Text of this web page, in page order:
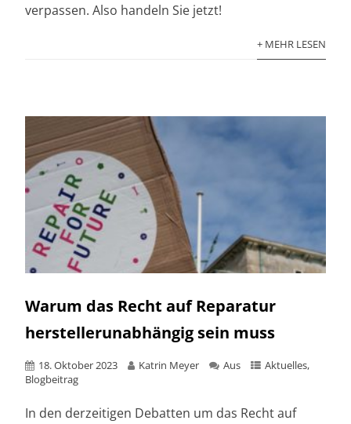
verpassen. Also handeln Sie jetzt!
+ MEHR LESEN
Warum das Recht auf Reparatur
herstellerunabhängig sein muss
18. Oktober 2023 Katrin Meyer Aus Aktuelles,
Blogbeitrag
In den derzeitigen Debatten um das Recht auf